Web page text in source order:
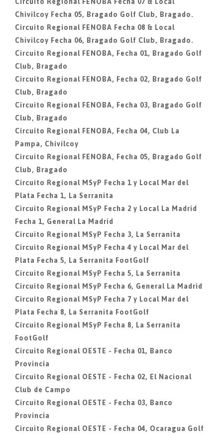
Chivilcoy Fecha 05, Bragado Golf Club, Bragado.
Circuito Regional FENOBA Fecha 08 & Local
Chivilcoy Fecha 06, Bragado Golf Club, Bragado.
Circuito Regional FENOBA, Fecha 01, Bragado Golf
Club, Bragado
Circuito Regional FENOBA, Fecha 02, Bragado Golf
Club, Bragado
Circuito Regional FENOBA, Fecha 03, Bragado Golf
Club, Bragado
Circuito Regional FENOBA, Fecha 04, Club La
Pampa, Chivilcoy
Circuito Regional FENOBA, Fecha 05, Bragado Golf
Club, Bragado
Circuito Regional MSyP Fecha 1 y Local Mar del
Plata Fecha 1, La Serranita
Circuito Regional MSyP Fecha 2 y Local La Madrid
Fecha 1, General La Madrid
Circuito Regional MSyP Fecha 3, La Serranita
Circuito Regional MSyP Fecha 4 y Local Mar del
Plata Fecha 5, La Serranita FootGolf
Circuito Regional MSyP Fecha 5, La Serranita
Circuito Regional MSyP Fecha 6, General La Madrid
Circuito Regional MSyP Fecha 7 y Local Mar del
Plata Fecha 8, La Serranita FootGolf
Circuito Regional MSyP Fecha 8, La Serranita
FootGolf
Circuito Regional OESTE - Fecha 01, Banco
Provincia
Circuito Regional OESTE - Fecha 02, El Nacional
Club de Campo
Circuito Regional OESTE - Fecha 03, Banco
Provincia
Circuito Regional OESTE - Fecha 04, Ocaragua Golf